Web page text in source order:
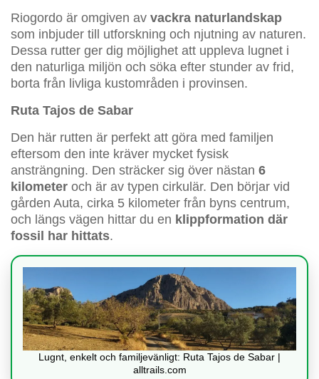
Riogordo är omgiven av vackra naturlandskap
som inbjuder till utforskning och njutning av naturen.
Dessa rutter ger dig möjlighet att uppleva lugnet i
den naturliga miljön och söka efter stunder av frid,
borta från livliga kustområden i provinsen.
Ruta Tajos de Sabar
Den här rutten är perfekt att göra med familjen
eftersom den inte kräver mycket fysisk
ansträngning. Den sträcker sig över nästan 6
kilometer och är av typen cirkulär. Den börjar vid
gården Auta, cirka 5 kilometer från byns centrum,
och längs vägen hittar du en klippformation där
fossil har hittats.
Lugnt, enkelt och familjevänligt: Ruta Tajos de Sabar |
alltrails.com